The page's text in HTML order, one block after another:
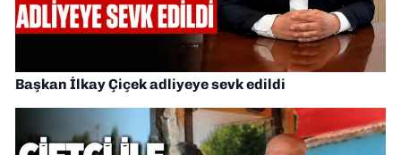
Başkan İlkay Çiçek adliyeye sevk edildi